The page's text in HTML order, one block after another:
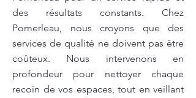
des résultats constants. Chez
Pomerleau, nous croyons que des
services de qualité ne doivent pas être
coûteux. Nous intervenons en
profondeur pour nettoyer chaque
recoin de vos espaces, tout en veillant